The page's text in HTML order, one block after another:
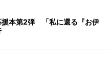
援本第2弾 「私に還る『お伊